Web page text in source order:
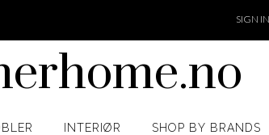
SIGN
INTERIØR SHOP BY BRANDS